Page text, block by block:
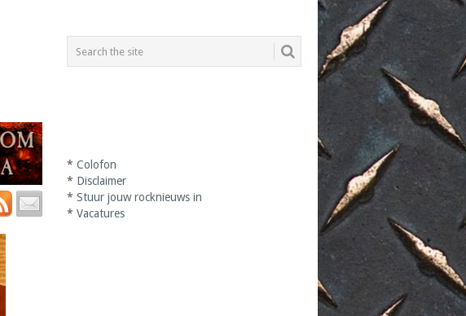
*Colofon
* Disclaimer
*Stuur jouw rocknieuws in
*Vacatures